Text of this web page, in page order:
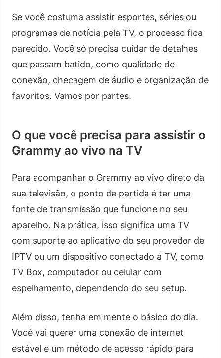
Se você costuma assistir esportes, séries ou
programas de notícia pela TV, o processo fica
parecido. Você só precisa cuidar de detalhes
que passam batido, como qualidade de
conexão, checagem de áudio e organização de
favoritos. Vamos por partes.
O que você precisa para assistir o
Grammy ao vivo na TV
Para acompanhar o Grammy ao vivo direto da
sua televisão, o ponto de partida é ter uma
fonte de transmissão que funcione no seu
aparelho. Na prática, isso significa uma TV
com suporte ao aplicativo do seu provedor de
IPTV ou um dispositivo conectado à TV, como
TV Box, computador ou celular com
espelhamento, dependendo do seu setup.
Além disso, tenha em mente o básico do dia.
Você vai querer uma conexão de internet
estável e um método de acesso rápido para